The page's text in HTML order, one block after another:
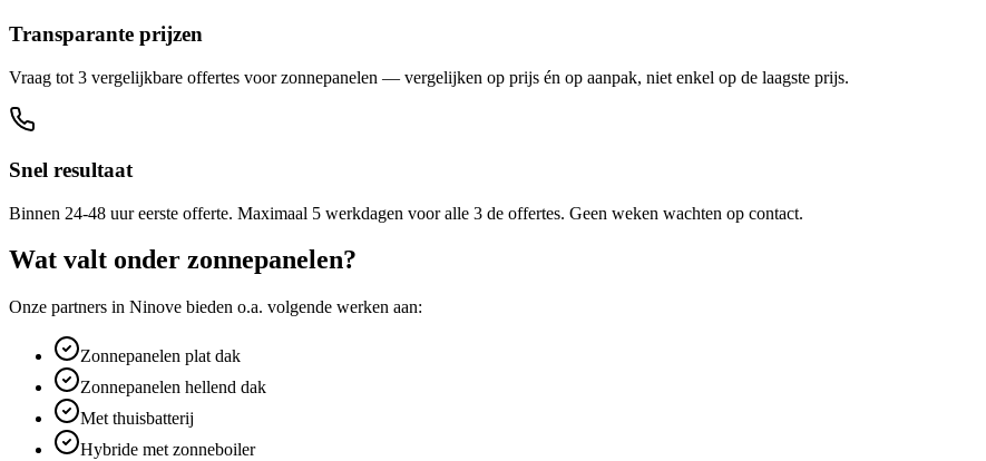
Transparante prijzen
Vraag tot 3 vergelijkbare offertes voor zonnepanelen — vergelijken op prijs én op aanpak, niet enkel op de laagste prijs.
Snel resultaat
Binnen 24-48 uur eerste offerte. Maximaal 5 werkdagen voor alle 3 de offertes. Geen weken wachten op contact.
Wat valt onder zonnepanelen?
Onze partners in Ninove bieden o.a. volgende werken aan:
Zonnepanelen plat dak
Zonnepanelen hellend dak
Met thuisbatterij
Hybride met zonneboiler